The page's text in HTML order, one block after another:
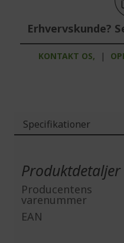
Erhvervskunde?
KONTAKT OS, |
Specifikationer
Produktdetaljer
Producentens
varenummer
EAN